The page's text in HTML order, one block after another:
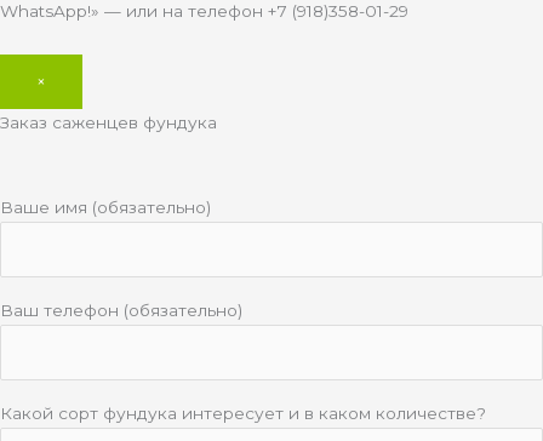
WhatsApp!» — или на телефон +7 (918)358-01-29
×
Заказ саженцев фундука
Ваше имя (обязательно)
Ваш телефон (обязательно)
Какой сорт фундука интересует и в каком количестве?